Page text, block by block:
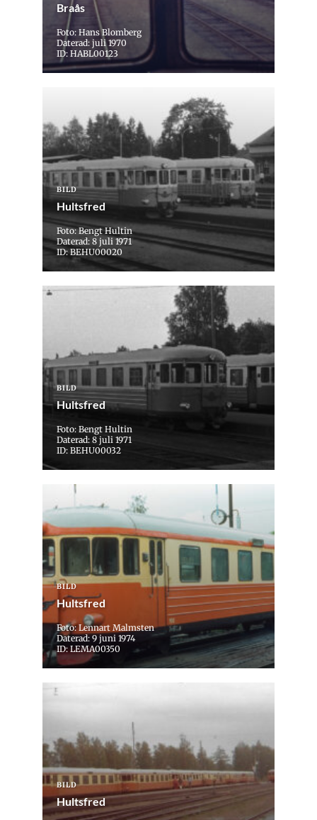
Braås
Foto: Hans Blomberg
Daterad: juli 1970
ID: HABL00123
BILD
Hultsfred
Foto: Bengt Hultin
Daterad: 8 juli 1971
ID: BEHU00020
BILD
Hultsfred
Foto: Bengt Hultin
Daterad: 8 juli 1971
ID: BEHU00032
BILD
Hultsfred
Foto: Lennart Malmsten
Daterad: 9 juni 1974
ID: LEMA00350
BILD
Hultsfred